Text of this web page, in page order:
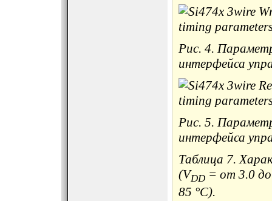
Рис. 4.
интерфейса
Рис. 5.
интерфейса
Таблица 7.
(VDD = от 3.0
85 °C).